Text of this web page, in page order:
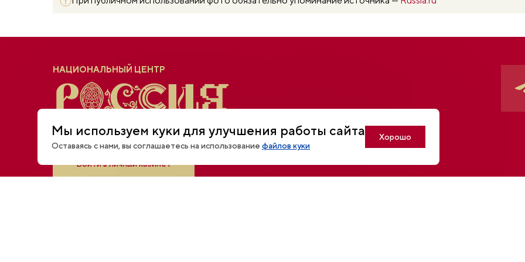
НАЦИОНАЛЬНЫЙ ЦЕНТР
Войти в личный кабинет
Мы используем куки для улучшения работы сайта
Оставаясь с нами, вы соглашаетесь на использованиефайлов куки
Хорошо